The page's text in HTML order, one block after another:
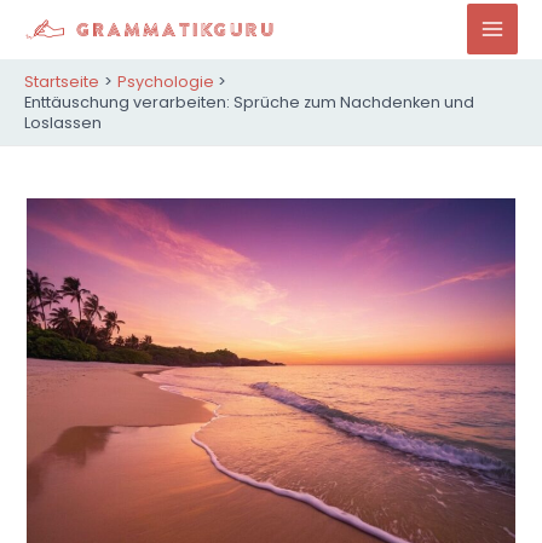
Inhalt
Startseite
Psychologie
Enttäuschung verarbeiten: Sprüche zum Nachdenken und
Loslassen